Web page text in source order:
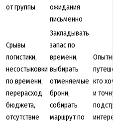
от группы
ожидания
письменно
Срывы
логистики,
несостыковки
по времени,
перерасход
бюджета,
отсутствие
Закладывать
запас по
времени,
выбирать
отменяемые
брони,
собирать
маршрут по
кто
и